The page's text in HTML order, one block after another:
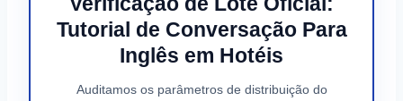
Tutorial de Conversação Para
Inglês em Hotéis
Auditamos os parâmetros de distribuição do